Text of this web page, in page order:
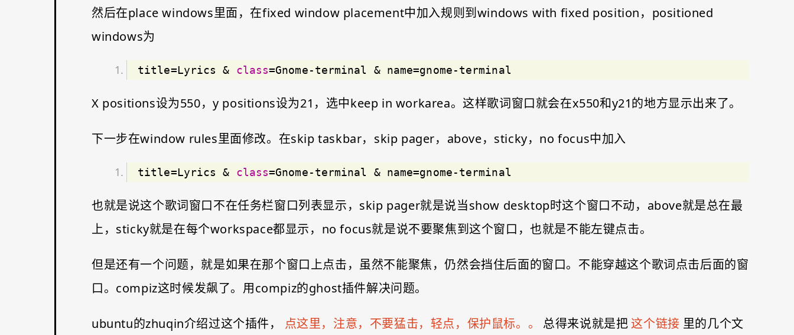
然后在place windows里面，在fixed window placement中加入规则到windows with fixed position，positioned
windows为
title=Lyrics & class=Gnome-terminal & name=gnome-terminal
X positions设为550，y positions设为21，选中keep in workarea。这样歌词窗口就会在x550和y21的地方显示出来了。
下一步在window rules里面修改。在skip taskbar，skip pager，above，sticky，no focus中加入
title=Lyrics & class=Gnome-terminal & name=gnome-terminal
也就是说这个歌词窗口不在任务栏窗口列表显示，skip pager就是说当show desktop时这个窗口不动，above就是总在最
上，sticky就是在每个workspace都显示，no focus就是说不要聚焦到这个窗口，也就是不能左键点击。
但是还有一个问题，就是如果在那个窗口上点击，虽然不能聚焦，仍然会挡住后面的窗口。不能穿越这个歌词点击后面的窗
口。compiz这时候发飙了。用compiz的ghost插件解决问题。
ubuntu的zhuqin介绍过这个插件， 点这里，注意，不要猛击，轻点，保护鼠标。。 总得来说就是把 这个链接 里的几个文